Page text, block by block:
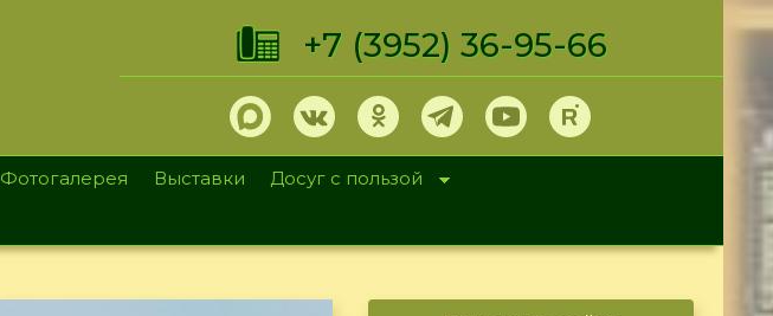
+7 (3952) 36-95-66
Фотогалерея Выставки
Досуг с пользой